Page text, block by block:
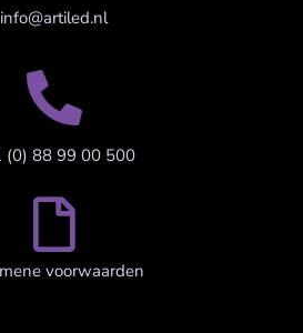
info@artiled.nl

(0) 88 99 00 500

voorwaarden